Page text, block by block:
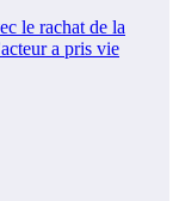
le rachat de la
a pris vie